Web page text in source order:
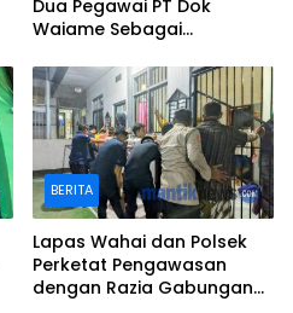
Dua Pegawai PT Dok
Waiame Sebagai
BERITA
Lapas Wahai dan Polsek
Perketat Pengawasan
dengan Razia Gabungan